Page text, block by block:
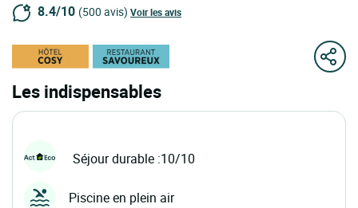
8.4/10 (500 avis) Voir les avis
Les indispensables
Séjour durable :10/10
Piscine en plein air